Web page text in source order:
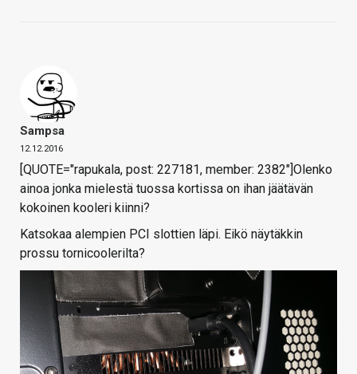
Sampsa
12.12.2016
[QUOTE="rapukala, post: 227181, member: 2382"]Olenko
ainoa jonka mielestä tuossa kortissa on ihan jäätävän
kokoinen kooleri kiinni?
Katsokaa alempien PCI slottien läpi. Eikö näytäkkin
prossu tornicoolerilta?